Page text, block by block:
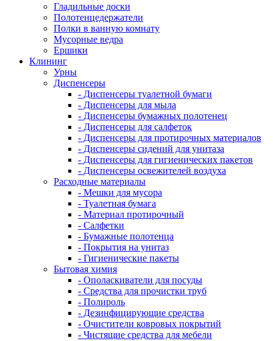
Гладильные доски
Полотенцедержатели
Полки в ванную комнату
Мусорные ведра
Ершики
Клининг
Урны
Диспенсеры
- Диспенсеры туалетной бумаги
- Диспенсеры для мыла
- Диспенсеры бумажных полотенец
- Диспенсеры для салфеток
- Диспенсеры для протирочных материалов
- Диспенсеры сидений для унитаза
- Диспенсеры для гигиенических пакетов
- Диспенсеры освежителей воздуха
Расходные материалы
- Мешки для мусора
- Туалетная бумага
- Материал протирочный
- Салфетки
- Бумажные полотенца
- Покрытия на унитаз
- Гигиенические пакеты
Бытовая химия
- Ополаскиватели для посуды
- Средства для прочистки труб
- Полироль
- Дезинфицирующие средства
- Очистители ковровых покрытий
- Чистящие средства для мебели